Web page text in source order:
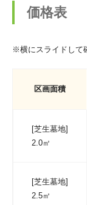
価格表
※横にスライドして
区画面積
[芝生墓地]
2.0㎡
[芝生墓地]
2.5㎡